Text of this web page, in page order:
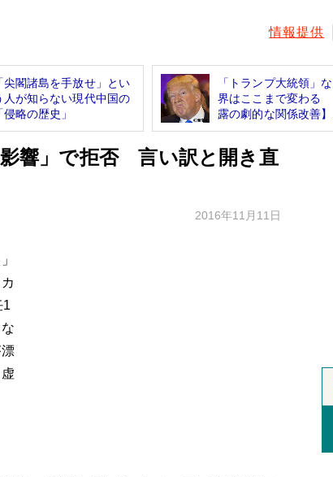
情報提供
尖閣諸島を手放せ」とい
人が知らない現代中国の
侵略の歴史」
「トランプ大統領」
界はここまで変わる
露の劇的な関係改善】
響」で拒否 言い訳と開き直
2016年11月11日
1